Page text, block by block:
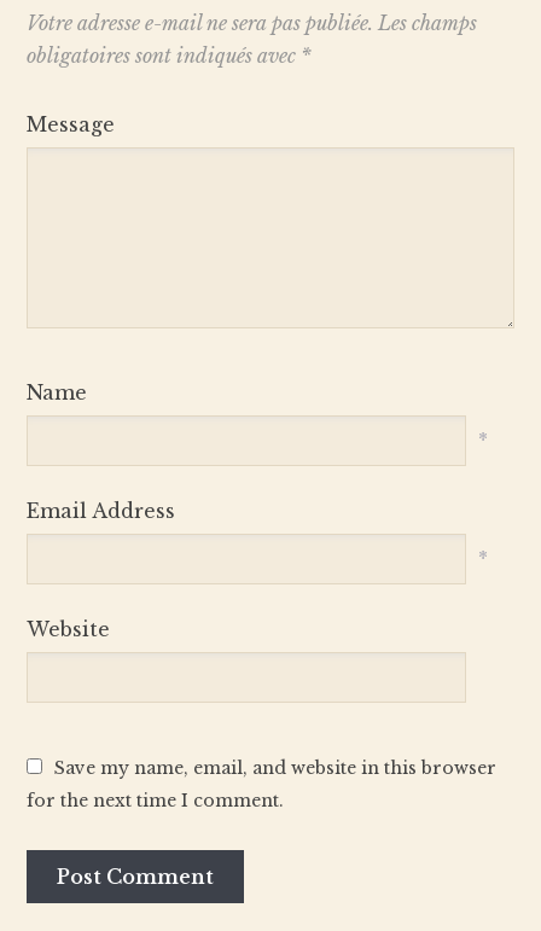
Votre adresse e-mail ne sera pas publiée. Les champs
obligatoires sont indiqués avec *
Message
Name
*
Email Address
*
Website
Save my name, email, and website in this browser
for the next time I comment.